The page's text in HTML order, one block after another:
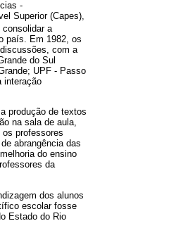
-
Superior (Capes),
consolidar a
país. Em 1982, os
com a
do Sul
UPF - Passo
interação
produção de textos
na sala de aula,
professores
abrangência das
do ensino
da
dos alunos
escolar fosse
Estado do Rio